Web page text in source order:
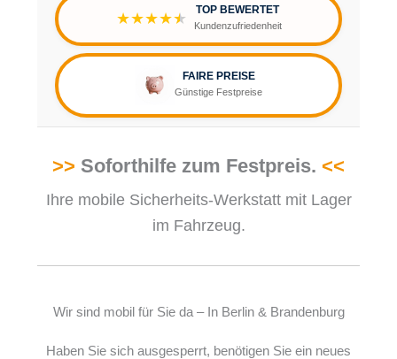
★★★★★ TOP BEWERTET
Kundenzufriedenheit
FAIRE PREISE
Günstige Festpreise
>> Soforthilfe zum Festpreis. <<
Ihre mobile Sicherheits-Werkstatt mit Lager
im Fahrzeug.
Wir sind mobil für Sie da – In Berlin & Brandenburg
Haben Sie sich ausgesperrt, benötigen Sie ein neues